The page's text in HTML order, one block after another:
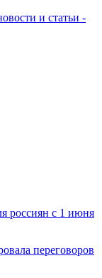
и статьи -
россиян с 1 июня
переговоров